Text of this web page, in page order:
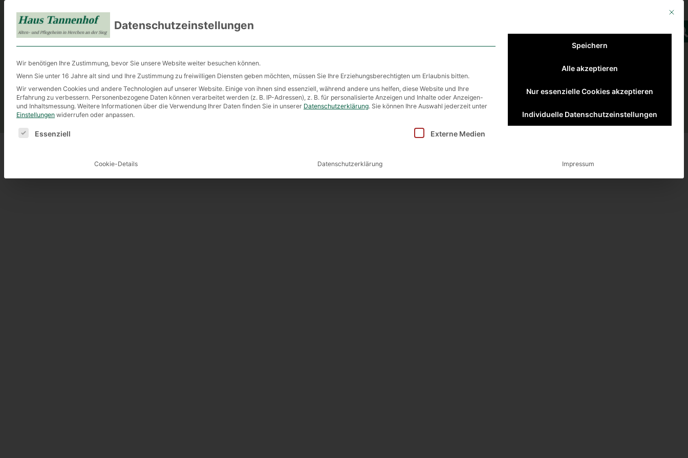
Haus
Tannenhof
Alten- und Pflegeheimin
Herchen an der Sieg
Startseite
Mit
Datenschutzeinstellungen
Wir benötigen Ihre Zustimmung, bevor Sie unsere Website weiter besuchen können.
Wenn Sie unter 16 Jahre alt sind und Ihre Zustimmung zu freiwilligen Diensten geben möchten, müssen Sie Ihre Erziehungsberechtigten um Erlaubnis bitten.
Wir verwenden Cookies und andere Technologien auf unserer Website. Einige von ihnen sind essenziell, während andere uns helfen, diese Website und Ihre
Erfahrung zu verbessern. Personenbezogene Daten können verarbeitet werden (z. B. IP-Adressen), z. B. für personalisierte Anzeigen und Inhalte oder Anzeigen-
und Inhaltsmessung. Weitere Informationen über die Verwendung Ihrer Daten finden Sie in unserer Datenschutzerklärung. Sie können Ihre Auswahl jederzeit unter
Einstellungen widerrufen oder anpassen.
Es folgt eine Liste der Service-Gruppen, für die eine Einwilligung erteilt werden kann. Die erste Service-Gruppe ist essenziell und kann nicht abgewählt werden.
Essenziell Externe Medien
Speichern
Alle akzeptieren
Nur essenzielle Cookies akzeptieren
Individuelle Datenschutzeinstellungen
Cookie-Details Datenschutzerklärung Impressum